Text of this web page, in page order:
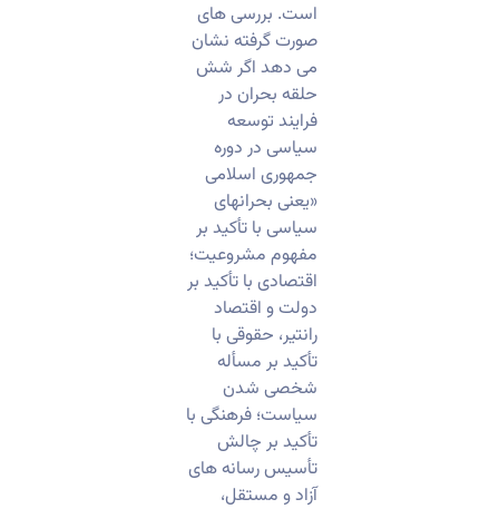
است. بررسی های
صورت گرفته نشان
می دهد اگر شش
حلقه بحران در
فرایند توسعه
سیاسی در دوره
جمهوری اسلامی
«یعنی بحرانهای
سیاسی با تأکید بر
مفهوم مشروعیت؛
اقتصادی با تأکید بر
دولت و اقتصاد
رانتیر، حقوقی با
تأکید بر مسأله
شخصی شدن
سیاست؛ فرهنگی با
تأکید بر چالش
تأسیس رسانه های
آزاد و مستقل،